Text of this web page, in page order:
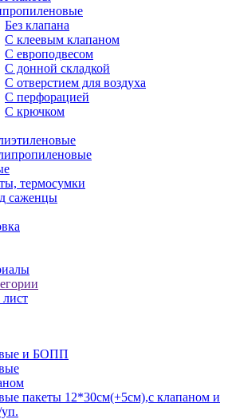
Без клапана
C клеевым клапаном
С европодвесом
С донной складкой
С отверстием для воздуха
С перфорацией
С крючком
термосумки
саженцы
и БОПП
пакеты 12*30см(+5см),с клапаном и